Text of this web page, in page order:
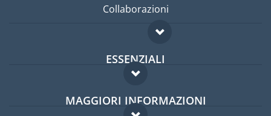
Collaborazioni
ESSENZIALI
Forum per expat
Guida per expat
MAGGIORI INFORMAZIONI